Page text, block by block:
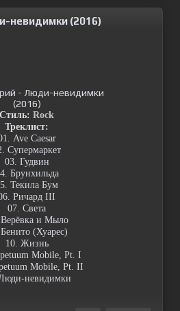
невидимки (2016)
Стиль: Rock
Треклист:
Ave Caesar
Супермаркет
03. Гудвин
Брунхильда
Текила Бум
Ричард III
07. Света
и Мыло
(Хуарес)
10. Жизнь
Mobile, Pt. I
Mobile, Pt. II
невидимки